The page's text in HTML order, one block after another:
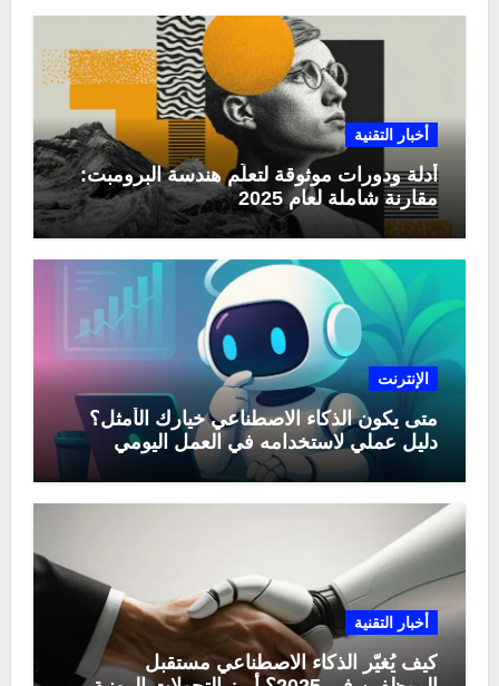
أخبار التقنية
أدلة ودورات موثوقة لتعلّم هندسة البرومبت:
مقارنة شاملة لعام 2025
الإنترنت
متى يكون الذكاء الاصطناعي خيارك الأمثل؟
دليل عملي لاستخدامه في العمل اليومي
أخبار التقنية
كيف يُغيّر الذكاء الاصطناعي مستقبل